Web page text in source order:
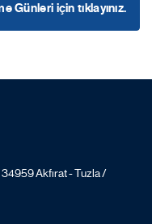
Günleri için tıklayınız.
Akfırat - Tuzla /